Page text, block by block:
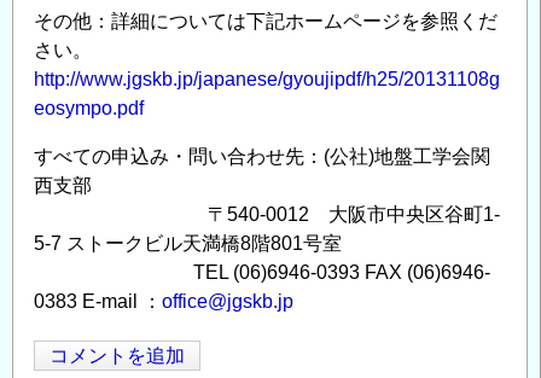
その他：詳細については下記ホームページを参照くだ
さい。
http://www.jgskb.jp/japanese/gyoujipdf/h25/20131108g
eosympo.pdf
すべての申込み・問い合わせ先：(公社)地盤工学会関
西支部
〒540-0012 大阪市中央区谷町1-
5-7 ストークビル天満橋8階801号室
TEL (06)6946-0393 FAX (06)6946-
0383 E-mail ： office@jgskb.jp
コメントを追加